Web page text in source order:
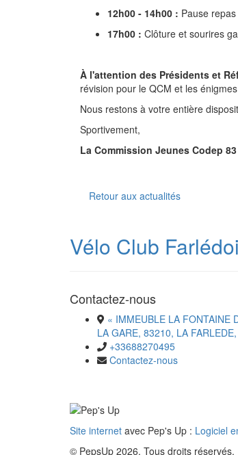
12h00 - 14h00 : Pause
17h00 : Clôture et sourires
À l'attention des Présidents et
révision pour le QCM et les
Nous restons à votre entière
Sportivement,
La Commission Jeunes Codep 83
Retour aux actualités
Vélo Club
Contactez-nous
« IMMEUBLE LA FONTAINE
LA GARE, 83210, LA
+33688270495
Contactez-nous
Site internet avec Pep's Up : Logiciel
© PepsUp 2026. Tous droits réservés.